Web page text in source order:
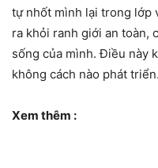
tự nhốt mình lại trong lớp
ra khỏi ranh giới an toàn,
sống của mình. Điều này
không cách nào phát triển.
Xem thêm :